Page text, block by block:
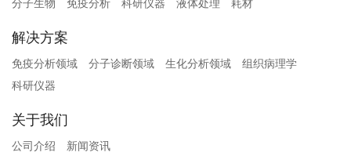
解决方案
免疫分析领域 分子诊断领域 生化分析领域
组织病理学
科研仪器
关于我们
公司介绍 新闻资讯